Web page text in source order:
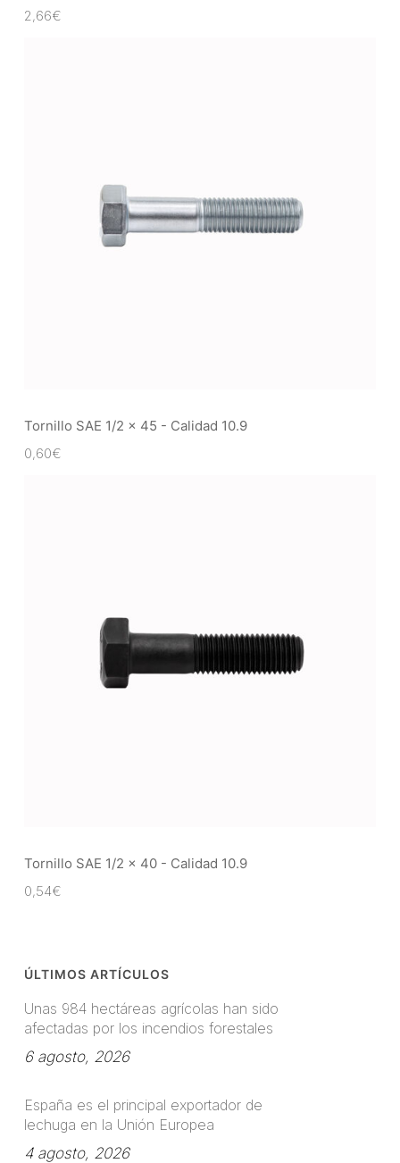
2,66€
Tornillo SAE 1/2 x 45 - Calidad 10.9
0,60€
Tornillo SAE 1/2 x 40 - Calidad 10.9
0,54€
ÚLTIMOS ARTÍCULOS
Unas 984 hectáreas agrícolas han sido
afectadas por los incendios forestales
6 agosto, 2026
España es el principal exportador de
lechuga en la Unión Europea
4 agosto, 2026